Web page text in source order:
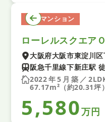
中古マンション
大阪府大阪市東淀川
阪急千里線下新庄駅
2022年5月築／
67.17m²（約20.31坪）
5,580万円